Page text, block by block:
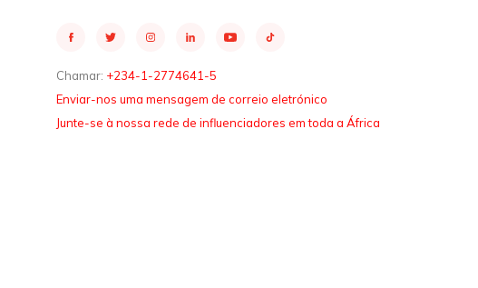
Chamar: +234-1-2774641-5
Enviar-nos uma mensagem de correio eletrónico
Junte-se à nossa rede de influenciadores em toda a África